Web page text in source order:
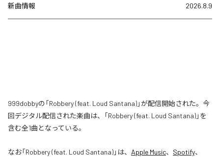
新曲情報 2026.8.9
999dobbyの「Robbery (feat. Loud Santana)」が配信開始された。今
回デジタル配信された楽曲は、「Robbery (feat. Loud Santana)」を
含む全1曲となっている。
なお「Robbery (feat. Loud Santana)」は、 Apple Music、 Spotify、